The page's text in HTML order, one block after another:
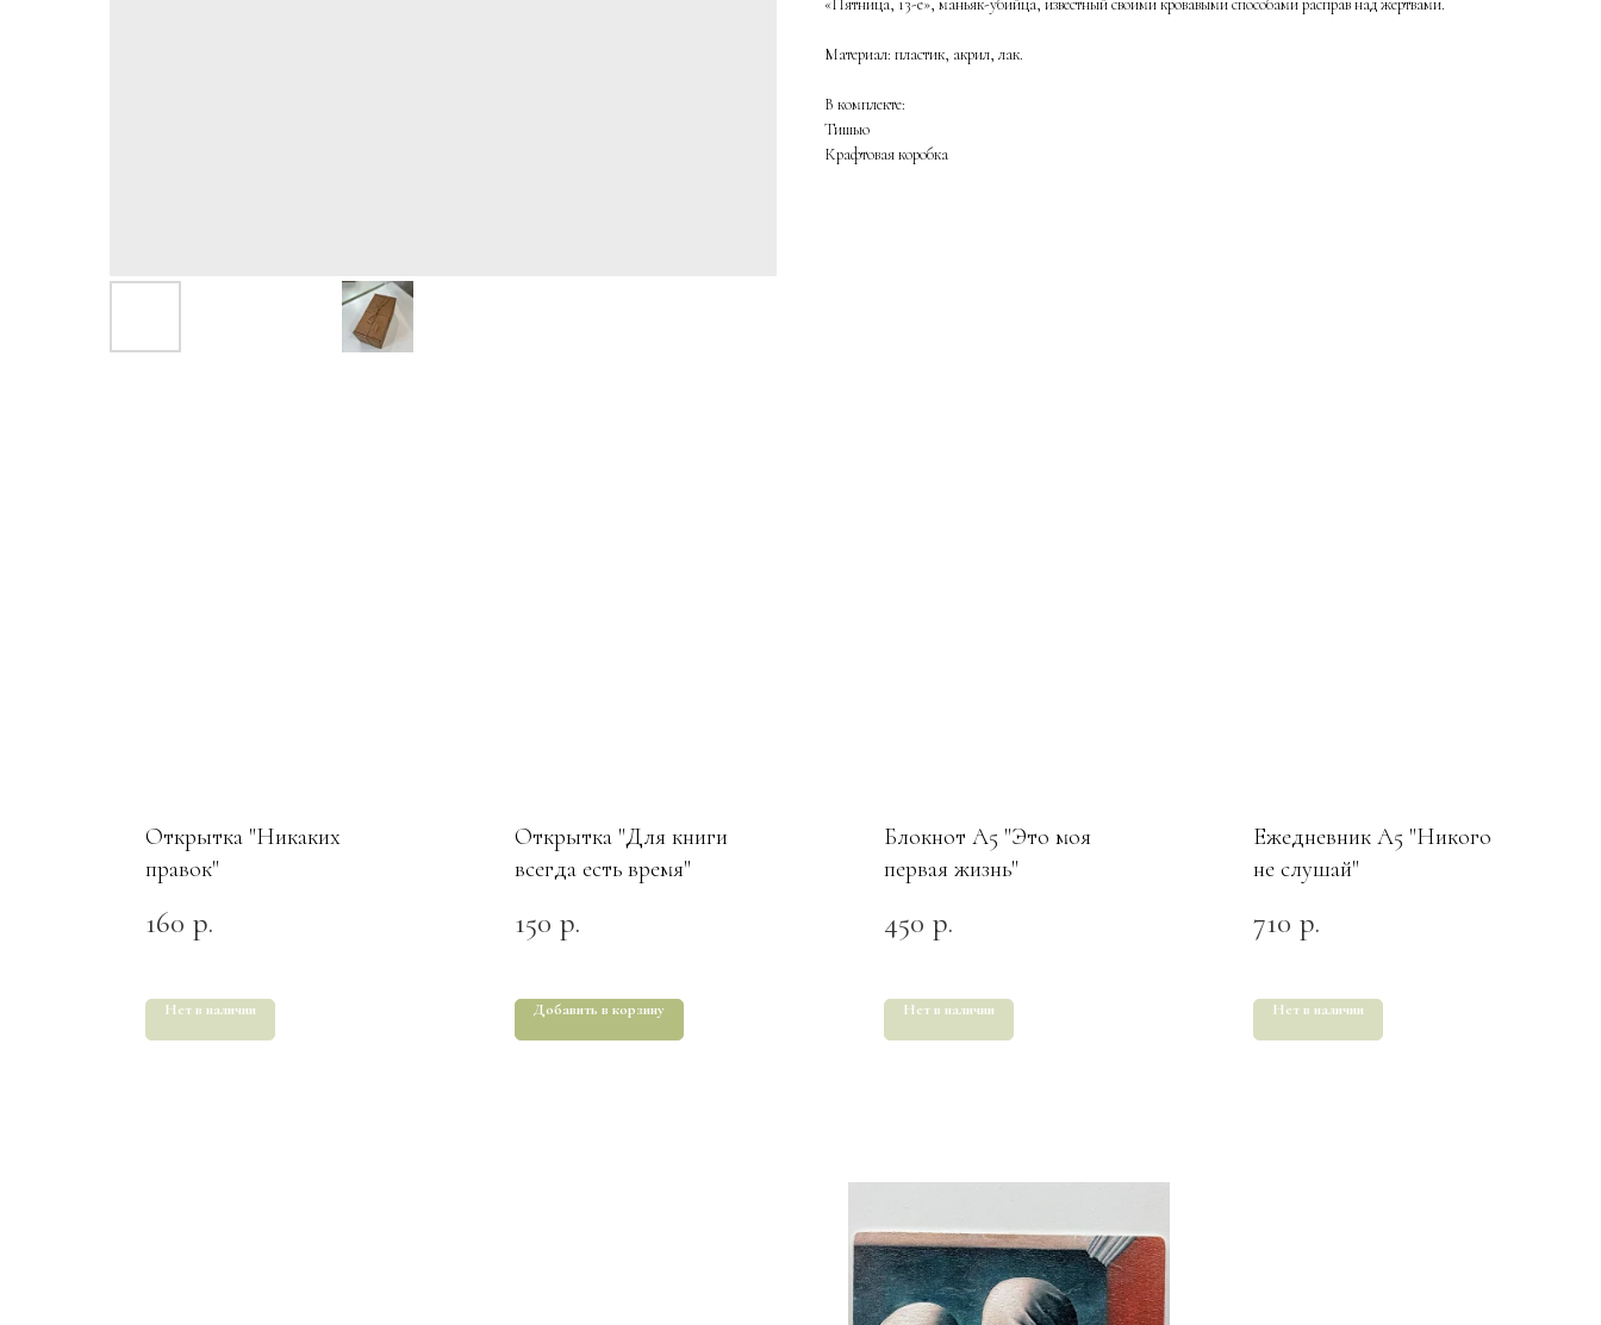
«Пятница, 13-е», маньяк-убийца, известный своими кровавыми способами расправ над жертвами.
Материал: пластик, акрил, лак.
В комплекте:
Тишью
Крафтовая коробка
Открытка "Никаких
правок"
160 р.
Нет в наличии
Открытка "Для книги
всегда есть время"
150 р.
Добавить в корзину
Блокнот А5 "Это моя
первая жизнь"
450 р.
Нет в наличии
Ежедневник А5 "Никого
не слушай"
710 р.
Нет в наличии